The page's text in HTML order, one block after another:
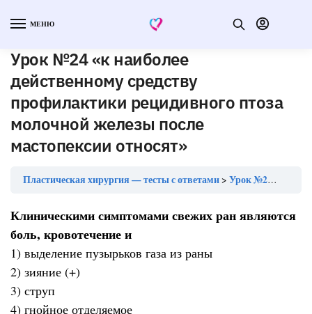
МЕНЮ
Урок №24 «к наиболее
действенному средству
профилактики рецидивного птоза
молочной железы после
мастопексии относят»
Пластическая хирургия — тесты с ответами Урок №24 «к наиболее действенному средству профилактики рецидивного птоза молочной железы после мастопексии относят»
Клиническими симптомами свежих ран являются
боль, кровотечение и
1) выделение пузырьков газа из раны
2) зияние (+)
3) струп
4) гнойное отделяемое